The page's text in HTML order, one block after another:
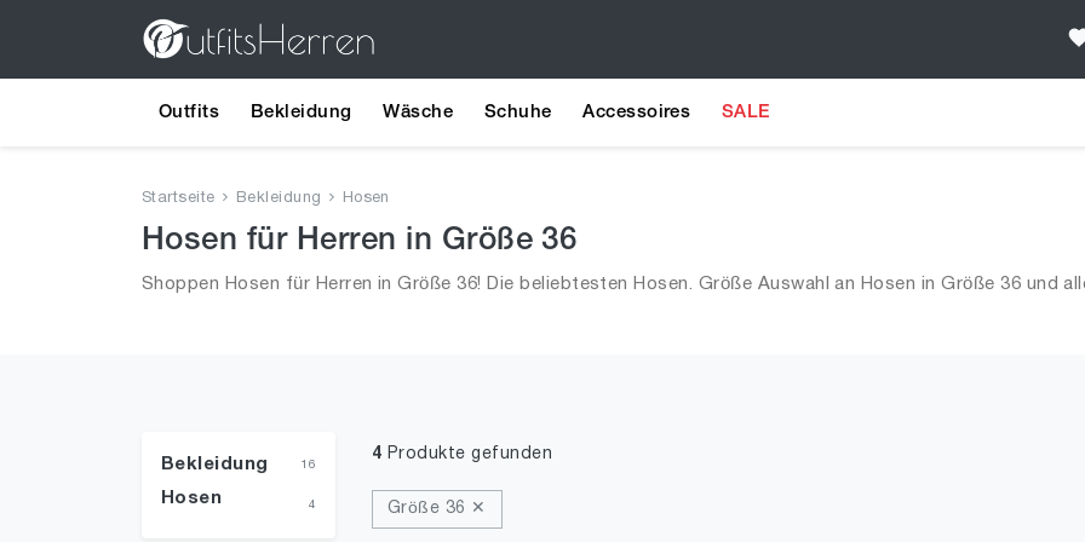
Outfits Bekleidung Wäsche Schuhe Accessoires SALE
Startseite Bekleidung Hosen
Hosen für Herren in Größe 36
Shoppen Hosen für Herren in Größe 36! Die beliebtesten Hosen. Größe Auswahl an Hosen in Größe 36 und
Bekleidung 16
Hosen 4
4 Produkte gefunden
Größe 36 ✕